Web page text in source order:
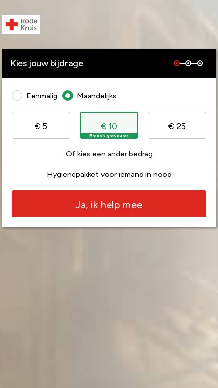
Kies jouw bijdrage
Eenmalig Maandelijks
€ 5 € 10
Meest gekozen
€ 25
Of kies een ander bedrag
Hygiënepakket voor iemand in nood
Ja, ik help mee